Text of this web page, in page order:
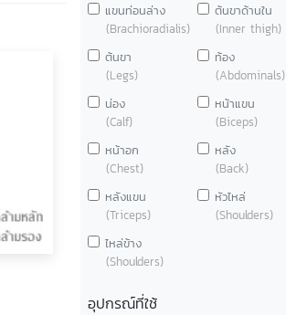
แขนท่อนล่าง
(Brachioradialis)
ต้นขาด้านใน
(Inner thigh)
ต้นขา
(Legs)
ท้อง
(Abdominals)
น่อง
(Calf)
หน้าแขน
(Biceps)
หน้าอก
(Chest)
หลัง
(Back)
หลังแขน
(Triceps)
หัวไหล่
(Shoulders)
ไหล่ข้าง
(Shoulders)
อุปกรณ์ที่ใช้